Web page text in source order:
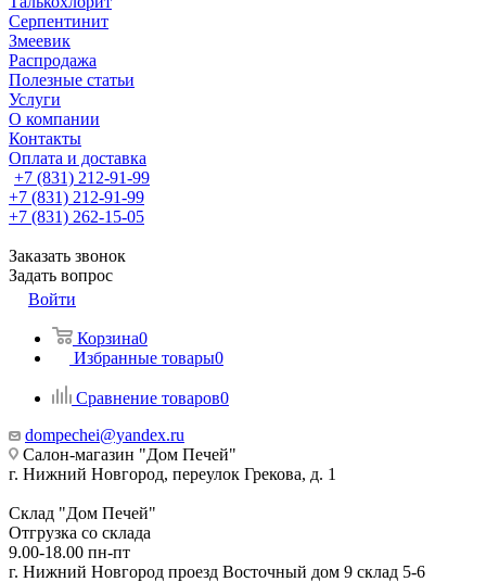
Серпентинит
Змеевик
Распродажа
Полезные статьи
Услуги
О компании
Контакты
Оплата и доставка
+7 (831) 212-91-99
+7 (831) 212-91-99
+7 (831) 262-15-05
Заказать звонок
Задать вопрос
Войти
Корзина0
Избранные товары0
Сравнение товаров0
dompechei@yandex.ru
Салон-магазин "Дом Печей"
г. Нижний Новгород, переулок Грекова, д. 1
Склад "Дом Печей"
Отгрузка со склада
9.00-18.00 пн-пт
г. Нижний Новгород проезд Восточный дом 9 склад 5-6